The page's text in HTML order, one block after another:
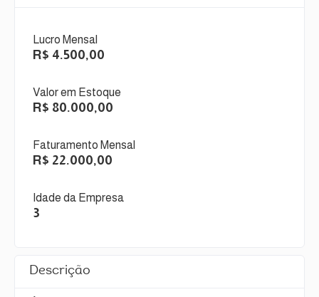
Lucro Mensal
R$ 4.500,00
Valor em Estoque
R$ 80.000,00
Faturamento Mensal
R$ 22.000,00
Idade da Empresa
3
Descrição